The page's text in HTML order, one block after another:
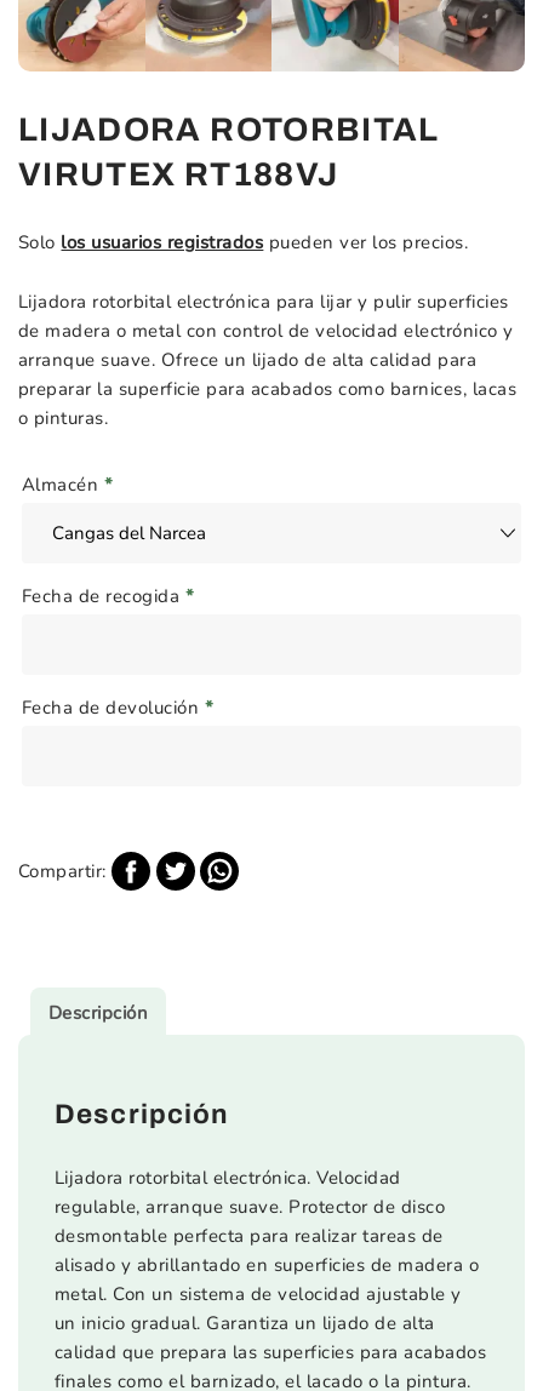
LIJADORA ROTORBITAL
VIRUTEX RT188VJ
Solo los usuarios registrados pueden ver los precios.
Lijadora rotorbital electrónica para lijar y pulir superficies
de madera o metal con control de velocidad electrónico y
arranque suave. Ofrece un lijado de alta calidad para
preparar la superficie para acabados como barnices, lacas
o pinturas.
Almacén *
Fecha de recogida *
Fecha de devolución *
Compartir:
Descripción
Descripción
Lijadora rotorbital electrónica. Velocidad
regulable, arranque suave. Protector de disco
desmontable perfecta para realizar tareas de
alisado y abrillantado en superficies de madera o
metal. Con un sistema de velocidad ajustable y
un inicio gradual. Garantiza un lijado de alta
calidad que prepara las superficies para acabados
finales como el barnizado, el lacado o la pintura.